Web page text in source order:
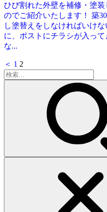
ひび割れた外壁を補修・塗
のでご紹介いたします！ 築
し塗替えをしなければいけ
に、ポストにチラシが入っ
な...
＜ 1 2
検
索: